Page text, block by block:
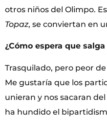
otros niños del Olimpo.
Topaz, se conviertan en
¿Cómo espera que
Trasquilado, pero peor
Me gustaría que los
unieran y nos sacaran
ha hundido el